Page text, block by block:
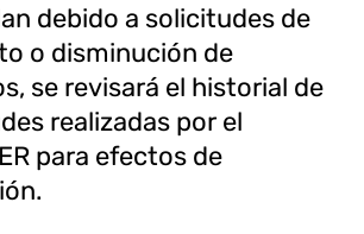
debido a solicitudes de
o disminución de
se revisará el historial de
realizadas por el
para efectos de